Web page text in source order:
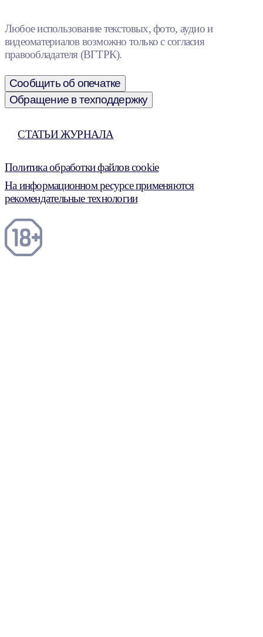
Любое использование текстовых, фото, аудио и
видеоматериалов возможно только с согласия
правообладателя (ВГТРК).
Сообщить об опечатке
Обращение в техподдержку
СТАТЬИ ЖУРНАЛА
Политика обработки файлов cookie
На информационном ресурсе применяются
рекомендательные технологии